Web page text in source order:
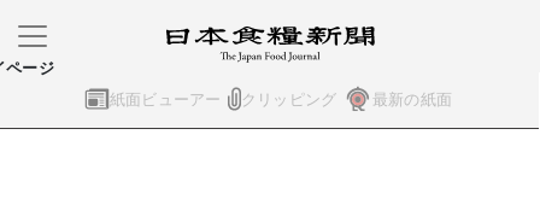
紙面ビューアー クリッピング 最新の紙面
ページ